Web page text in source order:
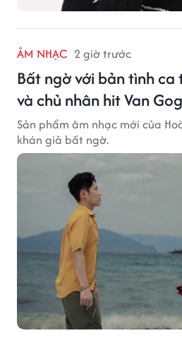
ÂM NHẠC 2 giờ trước
Bất ngờ với bản tình
và chủ nhân hit Van
Sản phẩm âm nhạc mới của
khán giả bất ngờ.